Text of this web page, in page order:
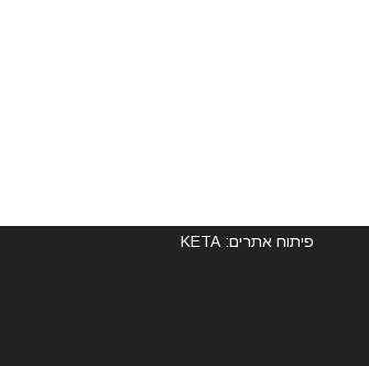
פיתוח אתרים: KETA